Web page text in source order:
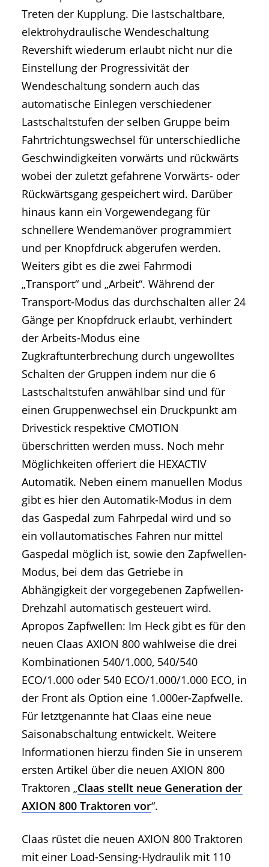
Treten der Kupplung. Die lastschaltbare,
elektrohydraulische Wendeschaltung
Revershift wiederum erlaubt nicht nur die
Einstellung der Progressivität der
Wendeschaltung sondern auch das
automatische Einlegen verschiedener
Lastschaltstufen der selben Gruppe beim
Fahrtrichtungswechsel für unterschiedliche
Geschwindigkeiten vorwärts und rückwärts
wobei der zuletzt gefahrene Vorwärts- oder
Rückwärtsgang gespeichert wird. Darüber
hinaus kann ein Vorgewendegang für
schnellere Wendemanöver programmiert
und per Knopfdruck abgerufen werden.
Weiters gibt es die zwei Fahrmodi
„Transport“ und „Arbeit“. Während der
Transport-Modus das durchschalten aller 24
Gänge per Knopfdruck erlaubt, verhindert
der Arbeits-Modus eine
Zugkraftunterbrechung durch ungewolltes
Schalten der Gruppen indem nur die 6
Lastschaltstufen anwählbar sind und für
einen Gruppenwechsel ein Druckpunkt am
Drivestick respektive CMOTION
überschritten werden muss. Noch mehr
Möglichkeiten offeriert die HEXACTIV
Automatik. Neben einem manuellen Modus
gibt es hier den Automatik-Modus in dem
das Gaspedal zum Fahrpedal wird und so
ein vollautomatisches Fahren nur mittel
Gaspedal möglich ist, sowie den Zapfwellen-
Modus, bei dem das Getriebe in
Abhängigkeit der vorgegebenen Zapfwellen-
Drehzahl automatisch gesteuert wird.
Apropos Zapfwellen: Im Heck gibt es für den
neuen Claas AXION 800 wahlweise die drei
Kombinationen 540/1.000, 540/540
ECO/1.000 oder 540 ECO/1.000/1.000 ECO, in
der Front als Option eine 1.000er-Zapfwelle.
Für letztgenannte hat Claas eine neue
Saisonabschaltung entwickelt. Weitere
Informationen hierzu finden Sie in unserem
ersten Artikel über die neuen AXION 800
Traktoren „Claas stellt neue Generation der
AXION 800 Traktoren vor“.
Claas rüstet die neuen AXION 800 Traktoren
mit einer Load-Sensing-Hydraulik mit 110